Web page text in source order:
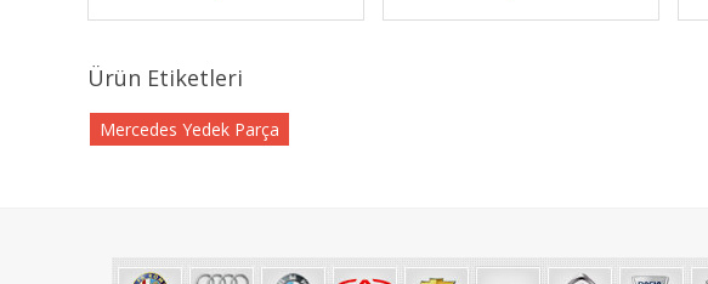
Ürün Etiketleri
Mercedes Yedek Parça